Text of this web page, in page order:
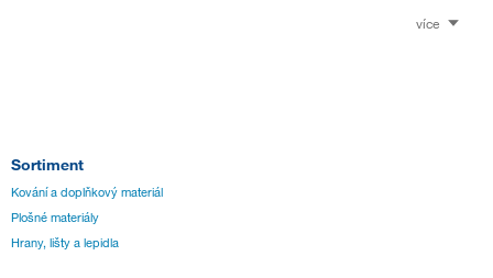
více
Sortiment
Kování a doplňkový materiál
Plošné materiály
Hrany, lišty a lepidla